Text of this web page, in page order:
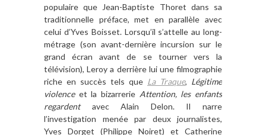
populaire que Jean-Baptiste Thoret dans sa
traditionnelle préface, met en parallèle avec
celui d’Yves Boisset. Lorsqu’il s’attelle au long-
métrage (son avant-dernière incursion sur le
grand écran avant de se tourner vers la
télévision), Leroy a derrière lui une filmographie
riche en succès tels que La Traque, Légitime
violenceet la bizarrerie Attention, les enfants
regardentavec Alain Delon. Il narre
l’investigation menée par deux journalistes,
Yves Dorget (Philippe Noiret) et Catherine